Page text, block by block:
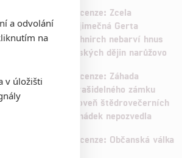
10
Recenze: Zcela
výjimečná Gerta
Schnirch nebarví hnus
českých dějin narůžovo
5
Recenze: Záhada
strašidelného zámku
úroveň štědrovečerních
pohádek nepozvedla
Recenze: Občanská válka
a odvolání
na
v úložišti